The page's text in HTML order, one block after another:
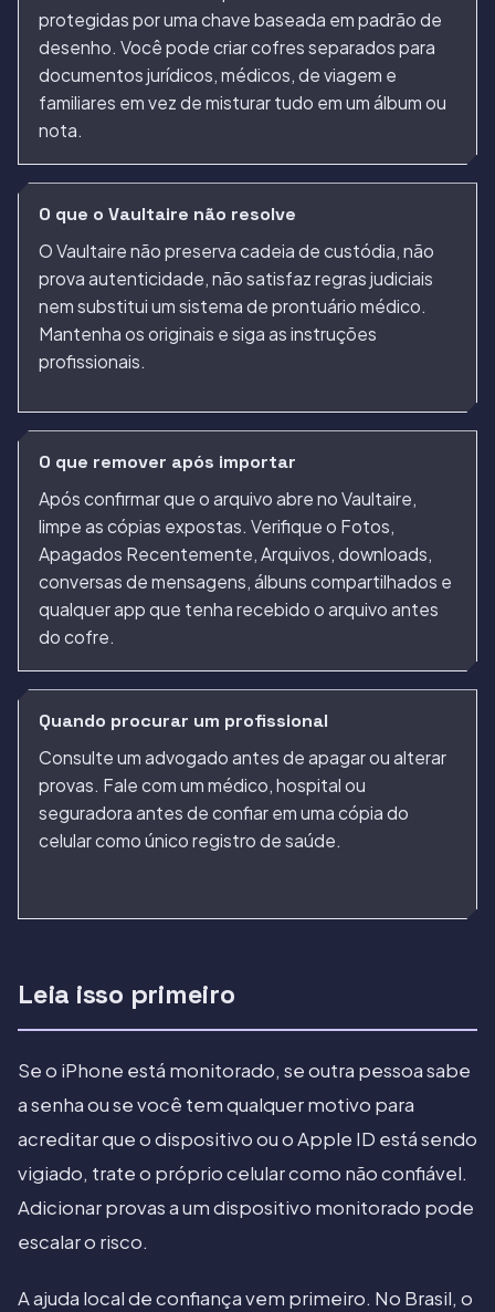
protegidas por uma chave baseada em padrão de
desenho. Você pode criar cofres separados para
documentos jurídicos, médicos, de viagem e
familiares em vez de misturar tudo em um álbum ou
nota.
O que o Vaultaire não resolve
O Vaultaire não preserva cadeia de custódia, não
prova autenticidade, não satisfaz regras judiciais
nem substitui um sistema de prontuário médico.
Mantenha os originais e siga as instruções
profissionais.
O que remover após importar
Após confirmar que o arquivo abre no Vaultaire,
limpe as cópias expostas. Verifique o Fotos,
Apagados Recentemente, Arquivos, downloads,
conversas de mensagens, álbuns compartilhados e
qualquer app que tenha recebido o arquivo antes
do cofre.
Quando procurar um profissional
Consulte um advogado antes de apagar ou alterar
provas. Fale com um médico, hospital ou
seguradora antes de confiar em uma cópia do
celular como único registro de saúde.
Leia isso primeiro
Se o iPhone está monitorado, se outra pessoa sabe
a senha ou se você tem qualquer motivo para
acreditar que o dispositivo ou o Apple ID está sendo
vigiado, trate o próprio celular como não confiável.
Adicionar provas a um dispositivo monitorado pode
escalar o risco.
A ajuda local de confiança vem primeiro. No Brasil, o